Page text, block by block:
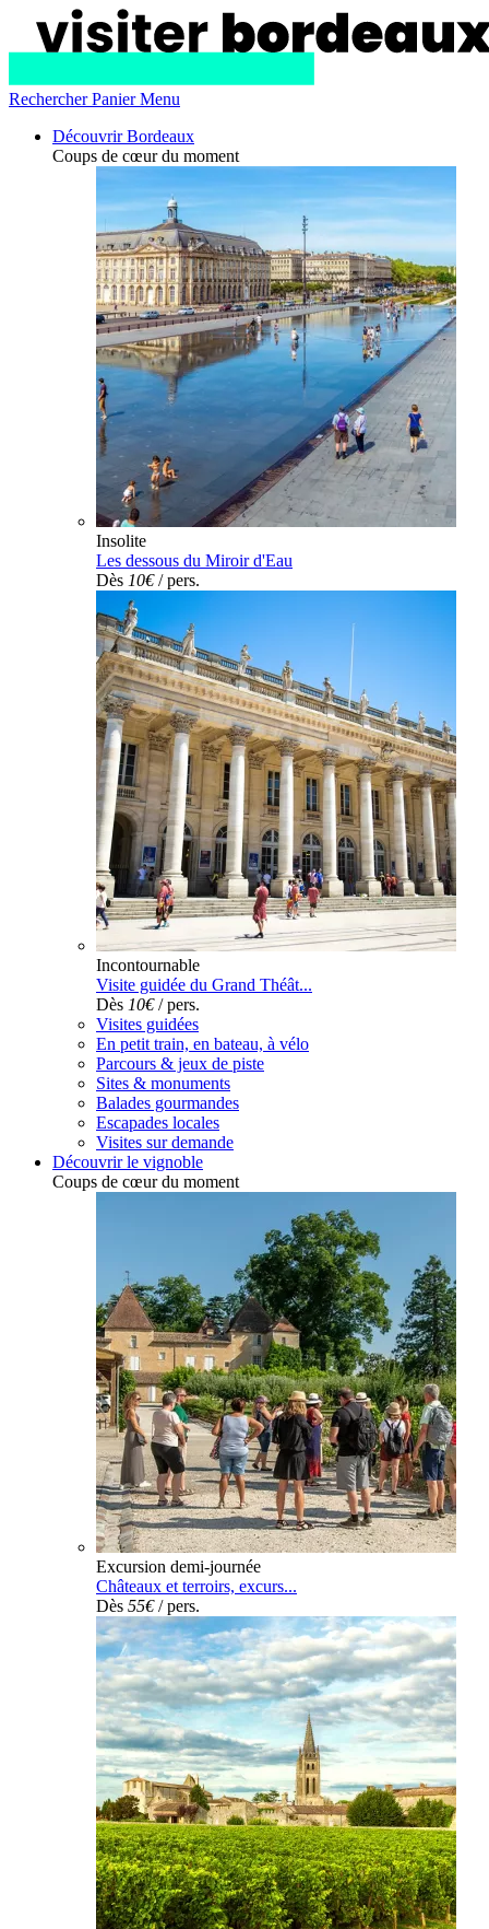
Rechercher Panier Menu
Découvrir Bordeaux
Coups de cœur du moment
Insolite
Les dessous du Miroir d'Eau
Dès 10€/ pers.
Incontournable
Visite guidée du Grand Théât...
Dès 10€/ pers.
Visites guidées
En petit train, en bateau, à vélo
Parcours & jeux de piste
Sites & monuments
Balades gourmandes
Escapades locales
Visites sur demande
Découvrir le vignoble
Coups de cœur du moment
Excursion demi-journée
Châteaux et terroirs, excurs...
Dès 55€/ pers.